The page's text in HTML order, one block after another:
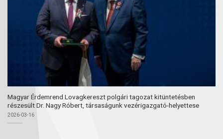
Magyar Érdemrend Lovagkereszt polgári tagozat kitüntetésben
részesült Dr. Nagy Róbert, társaságunk vezérigazgató-helyettese
2026-03-16